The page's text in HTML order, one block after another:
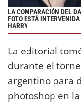
LA COMPARACIÓN DEL
FOTO ESTÁ
HARRY
La editorial
durante el
argentino para
photoshop en